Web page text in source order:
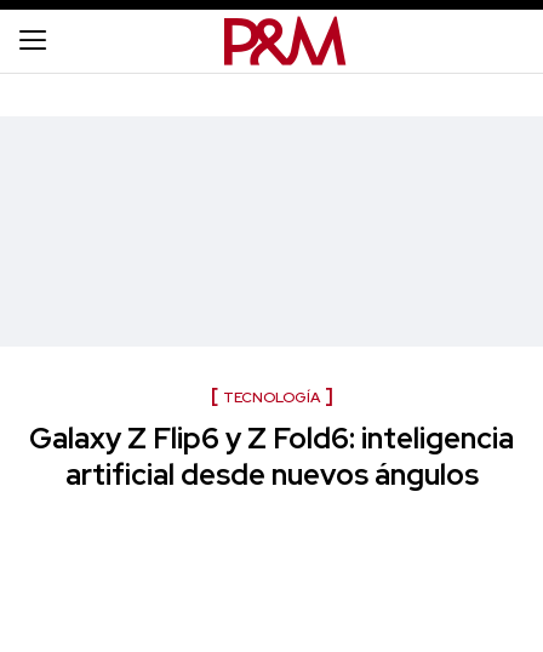
TECNOLOGÍA
Galaxy Z Flip6 y Z Fold6: inteligencia
artificial desde nuevos ángulos